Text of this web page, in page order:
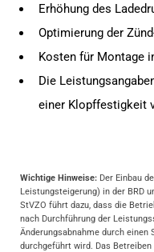
Erhöhung des
Optimierung der
Kosten für Montage
Die
einer Klopffestigkeit
Wichtige Hinweise: Der Einbau
Leistungsteigerung) in der BRD
StVZO führt dazu, dass die
nach Durchführung der
Änderungsabnahme durch einen
durchgeführt wird. Das